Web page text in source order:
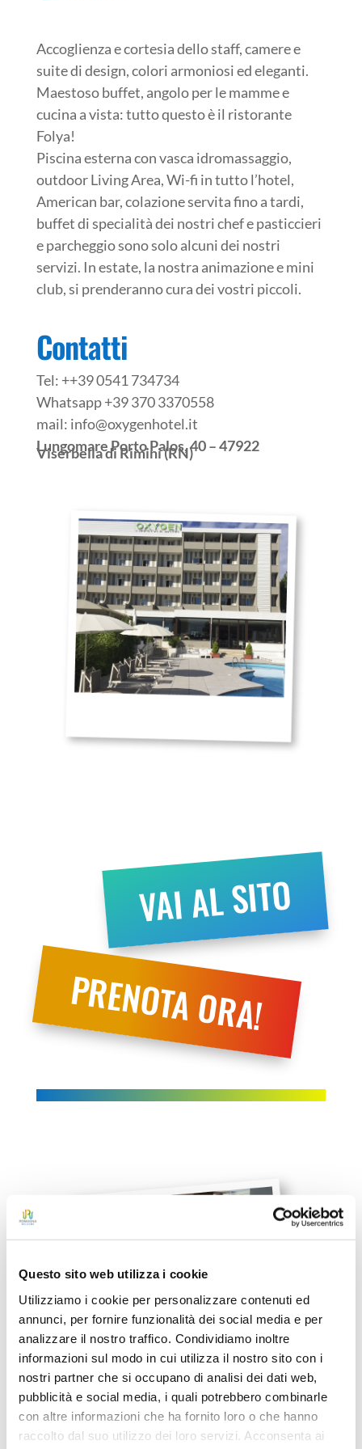
Questo sito web utilizza i cookie
Utilizziamo i cookie per personalizzare contenuti ed
annunci, per fornire funzionalità dei social media e per
analizzare il nostro traffico. Condividiamo inoltre
informazioni sul modo in cui utilizza il nostro sito con i
nostri partner che si occupano di analisi dei dati web,
pubblicità e social media, i quali potrebbero combinarle
con altre informazioni che ha fornito loro o che hanno
raccolto dal suo utilizzo dei loro servizi. Acconsenta ai
Accoglienza e cortesia dello staff, camere e
suite di design, colori armoniosi ed eleganti.
Maestoso buffet, angolo per le mamme e
cucina a vista: tutto questo è il ristorante
Folya!
Piscina esterna con vasca idromassaggio,
outdoor Living Area, Wi-fi in tutto l’hotel,
American bar, colazione servita fino a tardi,
buffet di specialità dei nostri chef e pasticcieri
e parcheggio sono solo alcuni dei nostri
servizi. In estate, la nostra animazione e mini
club, si prenderanno cura dei vostri piccoli.
Contatti
Tel: ++39 0541 734734
Whatsapp +39 370 3370558
mail: info@oxygenhotel.it
Lungomare Porto Palos, 40 – 47922
Viserbella di Rimini (RN)
VAI AL SITO
PRENOTA ORA!